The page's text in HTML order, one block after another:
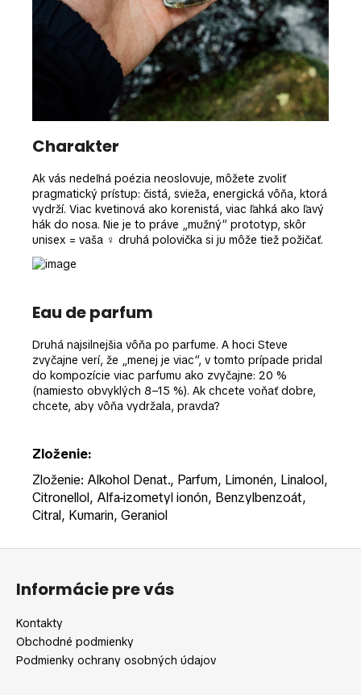
Charakter
Ak vás nedeľná poézia neoslovuje, môžete zvoliť
pragmatický prístup: čistá, svieža, energická vôňa, ktorá
vydrží. Viac kvetinová ako korenistá, viac ľahká ako ľavý
hák do nosa. Nie je to práve „mužný“ prototyp, skôr
unisex = vaša ♀ druhá polovička si ju môže tiež požičať.
Eau de parfum
Druhá najsilnejšia vôňa po parfume. A hoci Steve
zvyčajne verí, že „menej je viac“, v tomto prípade pridal
do kompozície viac parfumu ako zvyčajne: 20 %
(namiesto obvyklých 8–15 %). Ak chcete voňať dobre,
chcete, aby vôňa vydržala, pravda?
Zloženie:
Zloženie: Alkohol Denat., Parfum, Limonén, Linalool,
Citronellol, Alfa-izometyl ionón, Benzylbenzoát,
Citral, Kumarin, Geraniol
Informácie pre vás
Kontakty
Obchodné podmienky
Podmienky ochrany osobných údajov